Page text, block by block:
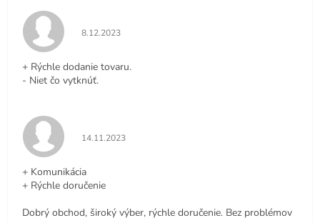
Hodnotenie obchodu je 5 z 5 hviezdičiek.
8.12.2023
+ Rýchle dodanie tovaru.
- Niet čo vytknúť.
Hodnotenie obchodu je 5 z 5 hviezdičiek.
14.11.2023
+ Komunikácia
+ Rýchle doručenie
Dobrý obchod, široký výber, rýchle doručenie. Bez problémov